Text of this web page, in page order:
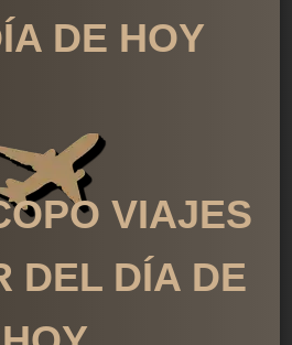
DE HOY
VIAJES
DEL DÍA DE